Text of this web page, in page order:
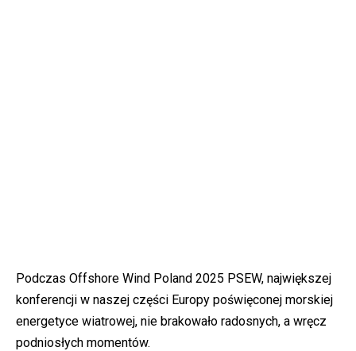
Podczas Offshore Wind Poland 2025 PSEW, największej
konferencji w naszej części Europy poświęconej morskiej
energetyce wiatrowej, nie brakowało radosnych, a wręcz
podniosłych momentów.